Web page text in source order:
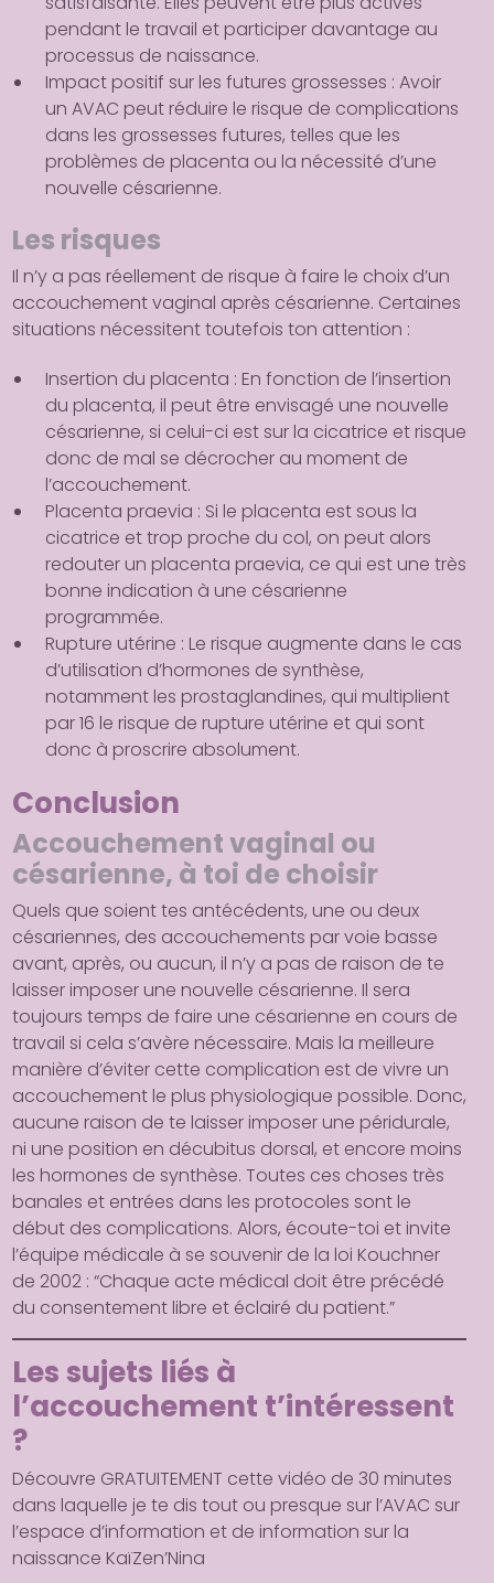
pendant le travail et participer davantage au
processus de naissance.
Impact positif sur les futures grossesses : Avoir
un AVAC peut réduire le risque de complications
dans les grossesses futures, telles que les
problèmes de placenta ou la nécessité d’une
nouvelle césarienne.
Les risques
Il n’y a pas réellement de risque à faire le choix d’un
accouchement vaginal après césarienne. Certaines
situations nécessitent toutefois ton attention :
Insertion du placenta : En fonction de l’insertion
du placenta, il peut être envisagé une nouvelle
césarienne, si celui-ci est sur la cicatrice et risque
donc de mal se décrocher au moment de
l’accouchement.
Placenta praevia : Si le placenta est sous la
cicatrice et trop proche du col, on peut alors
redouter un placenta praevia, ce qui est une très
bonne indication à une césarienne
programmée.
Rupture utérine : Le risque augmente dans le cas
d’utilisation d’hormones de synthèse,
notamment les prostaglandines, qui multiplient
par 16 le risque de rupture utérine et qui sont
donc à proscrire absolument.
Conclusion
Accouchement vaginal ou
césarienne, à toi de choisir
Quels que soient tes antécédents, une ou deux
césariennes, des accouchements par voie basse
avant, après, ou aucun, il n’y a pas de raison de te
laisser imposer une nouvelle césarienne. Il sera
toujours temps de faire une césarienne en cours de
travail si cela s’avère nécessaire. Mais la meilleure
manière d’éviter cette complication est de vivre un
accouchement le plus physiologique possible. Donc,
aucune raison de te laisser imposer une péridurale,
ni une position en décubitus dorsal, et encore moins
les hormones de synthèse. Toutes ces choses très
banales et entrées dans les protocoles sont le
début des complications. Alors, écoute-toi et invite
l’équipe médicale à se souvenir de la loi Kouchner
de 2002 : “Chaque acte médical doit être précédé
du consentement libre et éclairé du patient.”
Les sujets liés à
l’accouchement t’intéressent
?
Découvre GRATUITEMENT cette vidéo de 30 minutes
dans laquelle je te dis tout ou presque sur l’AVAC sur
l’espace d’information et de information sur la
naissance KaïZen’Nina